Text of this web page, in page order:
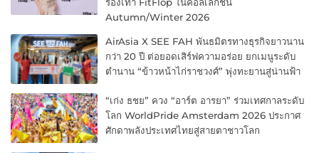
Autumn/Winter 2026
AirAsia X SEE FAH พันธมิตรทางธุรกิจยาวนาน
กว่า 20 ปี ต่อยอดเสิร์ฟความอร่อย ยกเมนูระดับ
ตำนาน “ข้าวหน้าไก่ราชวงศ์” พุ่งทะยานสู่น่านฟ้า
“เก่ง ธชย” ควง “อาร์ต อารยา” ร่วมเทศกาลระดับ
โลก WorldPride Amsterdam 2026 ประกาศ
ศักดาพลังประเทศไทยสู่สายตาชาวโลก